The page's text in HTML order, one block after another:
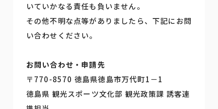
いていかなる責任も負いません。
その他不明な点等がありましたら、下記にお問
い合わせください。
お問い合わせ・申請先
〒770-8570 徳島県徳島市万代町1－1
徳島県 観光スポーツ文化部 観光政策課 誘客連